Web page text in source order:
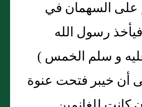
على السهمان في
رسول الله
و سلم الخمس )
أن خيبر فتحت عنوة